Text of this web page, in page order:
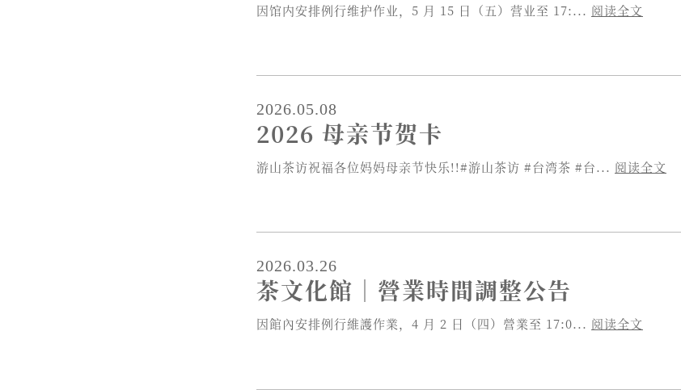
因馆内安排例行维护作业，5 月 15 日（五）营业至 17:... 阅读全文
2026.05.08
2026 母亲节贺卡
游山茶访祝福各位妈妈母亲节快乐!!#游山茶访 #台湾茶 #台... 阅读全文
2026.03.26
茶文化館｜營業時間調整公告
因館內安排例行維護作業，4 月 2 日（四）營業至 17:0... 阅读全文